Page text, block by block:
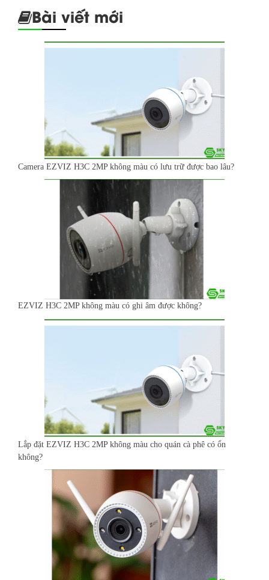
Bài viết mới
Camera EZVIZ H3C 2MP không màu có lưu trữ được bao lâu?
EZVIZ H3C 2MP không màu có ghi âm được không?
Lắp đặt EZVIZ H3C 2MP không màu cho quán cà phê có ổn
không?